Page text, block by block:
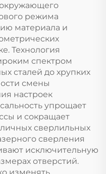
окружающего
режима
материала и
Технология
спектром
сталей до хрупких
смены
настроек
упрощает
и сокращает
сверлильных
сверления
исключительную
отверстий.